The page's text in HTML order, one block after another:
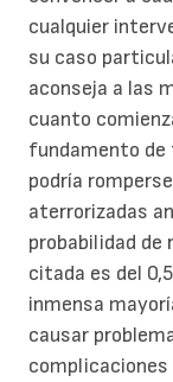
cualquier
su caso
aconseja a las
cuanto
fundamento de
podría
aterrorizadas
probabilidad
citada es del
inmensa
causar